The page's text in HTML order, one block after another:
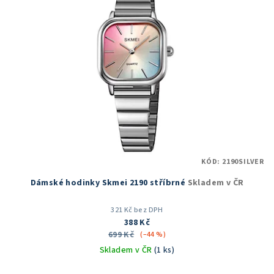
Dámské hodinky Skmei 2190 stříbrné Skladem v ČR
321 Kč bez DPH
388 Kč
699 Kč (–44 %)
Skladem v ČR (1 ks)
KÓD: 2190SILVER